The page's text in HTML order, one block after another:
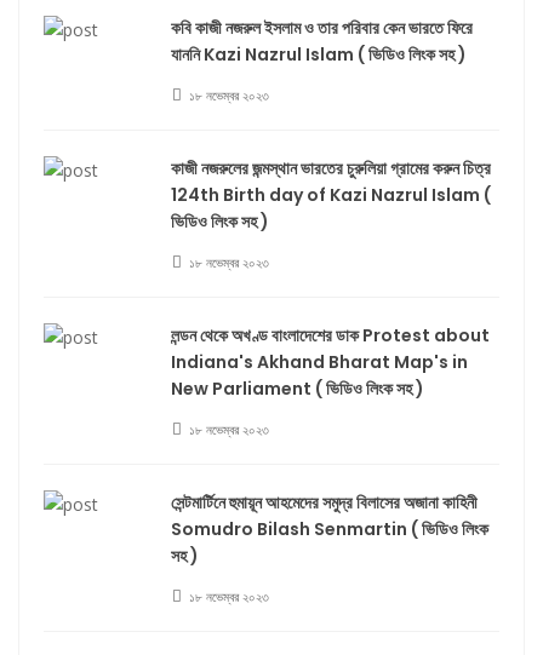
কবি কাজী নজরুল ইসলাম ও তার পরিবার কেন ভারতে ফিরে
যাননি Kazi Nazrul Islam ( ভিডিও লিংক সহ )
১৮ নভেম্বর ২০২৩
কাজী নজরুলের জন্মস্থান ভারতের চুরুলিয়া গ্রামের করুন চিত্র
124th Birth day of Kazi Nazrul Islam (
ভিডিও লিংক সহ )
১৮ নভেম্বর ২০২৩
লন্ডন থেকে অখণ্ড বাংলাদেশের ডাক Protest about
Indiana's Akhand Bharat Map's in
New Parliament ( ভিডিও লিংক সহ )
১৮ নভেম্বর ২০২৩
সেন্টমার্টিনে হুমায়ূন আহমেদের সমুদ্র বিলাসের অজানা কাহিনী
Somudro Bilash Senmartin ( ভিডিও লিংক
সহ )
১৮ নভেম্বর ২০২৩